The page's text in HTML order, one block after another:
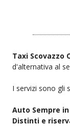
Taxi Scovazzo
d'alternativa al
I servizi sono gli
Auto Sempre
Distinti e